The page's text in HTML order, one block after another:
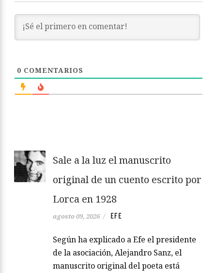
0 COMENTARIOS
Sale a la luz el manuscrito
original de un cuento escrito por
Lorca en 1928
agosto 09, 2026 / EFE
Según ha explicado a Efe el presidente
de la asociación, Alejandro Sanz, el
manuscrito original del poeta está